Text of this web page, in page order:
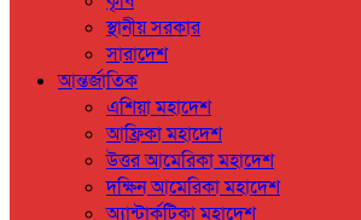
স্থানীয় সরকার
সারাদেশ
আন্তর্জাতিক
এশিয়া মহাদেশ
আফ্রিকা মহাদেশ
উত্তর আমেরিকা মহাদেশ
দক্ষিন আমেরিকা মহাদেশ
অ্যান্টার্কটিকা মহাদেশ